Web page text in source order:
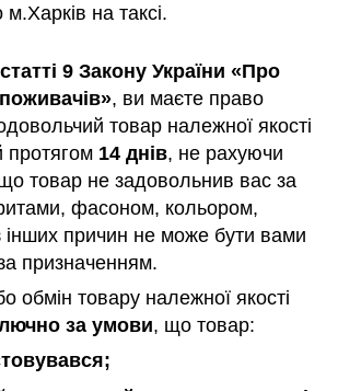
на таксі.
статті 9 Закону України «Про
, ви маєте право
товар належної якості
протягом 14 днів, не рахуючи
товар не задовольнив вас за
фасоном, кольором,
інших причин не може бути вами
призначенням.
обмін товару належної якості
за умови, що товар: